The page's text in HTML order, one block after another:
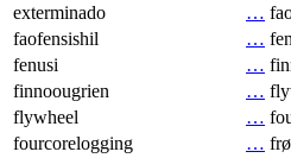
exterminado
…
faofensishil
…
fenusi
…
finnoougrien
…
flywheel
…
fourcorelogging
…